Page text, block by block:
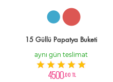
15 Güllü Papatya Buketi
aynı gün teslimat
4500,00 TL